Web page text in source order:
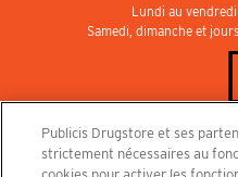
Lundi au
Samedi, dimanche et
Rejoignez-nous
Nous recrutons pour les boutiques,
Publicis Drugstore et ses
strictement nécessaires au